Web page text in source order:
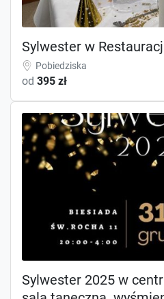
Sylwester w
Pobiedziska
od 395 zł
Sylwester 2025 w